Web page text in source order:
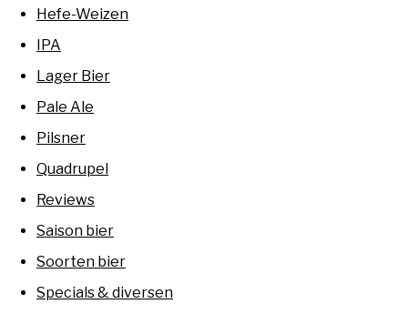
Hefe-Weizen
IPA
Lager Bier
Pale Ale
Pilsner
Quadrupel
Reviews
Saison bier
Soorten bier
Specials & diversen